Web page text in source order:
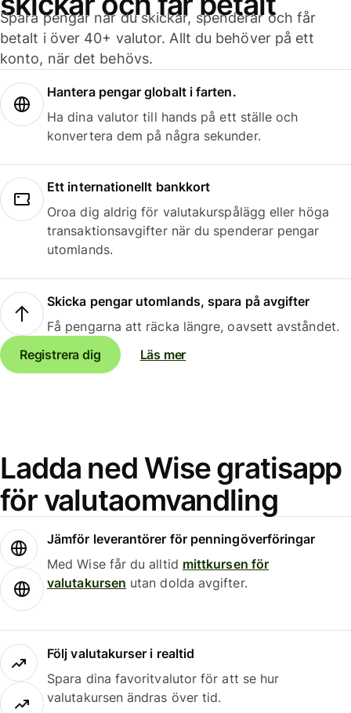
Spara pengar när du skickar, spenderar och får
betalt i över 40+ valutor. Allt du behöver på ett
konto, när det behövs.
Hantera pengar globalt i farten.
Ha dina valutor till hands på ett ställe och
konvertera dem på några sekunder.
Ett internationellt bankkort
Oroa dig aldrig för valutakurspålägg eller höga
transaktionsavgifter när du spenderar pengar
utomlands.
Skicka pengar utomlands, spara på avgifter
Få pengarna att räcka längre, oavsett avståndet.
Registrera dig
Läs mer
Ladda ned Wise gratisapp
för valutaomvandling
Jämför leverantörer för penningöverföringar
Med Wise får du alltid mittkursen för
valutakursen utan dolda avgifter.
Följ valutakurser i realtid
Spara dina favoritvalutor för att se hur
valutakursen ändras över tid.